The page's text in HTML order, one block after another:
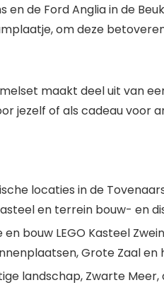
en de Ford Anglia in de
om deze
maakt deel uit van
jezelf of als cadeau voor
locaties in de
en terrein bouw- en
bouw LEGO Kasteel
Grote Zaal en
landschap, Zwarte Meer,